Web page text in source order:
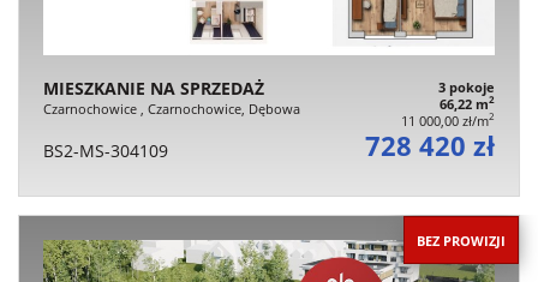
MIESZKANIE NA SPRZEDAŻ
Czarnochowice , Czarnochowice, Dębowa
3 pokoje
66,22 m2
11 000,00 zł/m2
BS2-MS-304109 728 420 zł
BEZ PROWIZJI